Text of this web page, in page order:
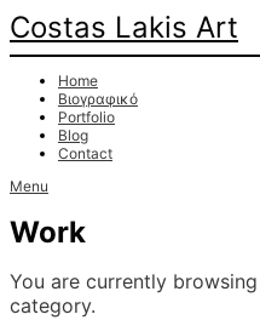
Costas Lakis Art
Home
Βιογραφικό
Portfolio
Blog
Contact
Menu
Work
You are currently
category.